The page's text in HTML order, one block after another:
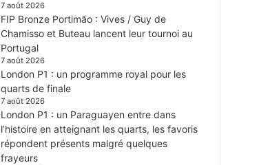
7 août 2026
FIP Bronze Portimão : Vives / Guy de
Chamisso et Buteau lancent leur tournoi au
Portugal
7 août 2026
London P1 : un programme royal pour les
quarts de finale
7 août 2026
London P1 : un Paraguayen entre dans
l’histoire en atteignant les quarts, les favoris
répondent présents malgré quelques
frayeurs